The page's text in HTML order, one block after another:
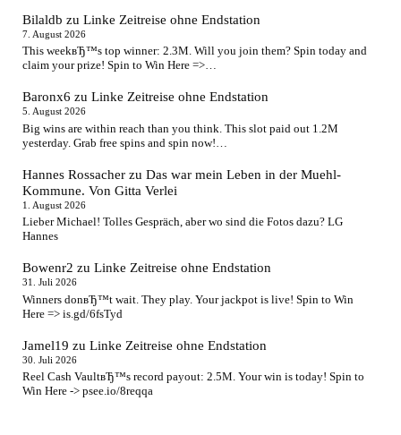
Bilaldb zuLinke Zeitreise ohne Endstation
7. August 2026
This weekвЂ™s top winner: 2.3M. Will you join them? Spin today and
claim your prize! Spin to Win Here =>…
Baronx6 zuLinke Zeitreise ohne Endstation
5. August 2026
Big wins are within reach than you think. This slot paid out 1.2M
yesterday. Grab free spins and spin now!…
Hannes Rossacher zuDas war mein Leben in der Muehl-
Kommune. Von Gitta Verlei
1. August 2026
Lieber Michael! Tolles Gespräch, aber wo sind die Fotos dazu? LG
Hannes
Bowenr2 zuLinke Zeitreise ohne Endstation
31. Juli 2026
Winners donвЂ™t wait. They play. Your jackpot is live! Spin to Win
Here => is.gd/6fsTyd
Jamel19 zuLinke Zeitreise ohne Endstation
30. Juli 2026
Reel Cash VaultвЂ™s record payout: 2.5M. Your win is today! Spin to
Win Here -> psee.io/8reqqa